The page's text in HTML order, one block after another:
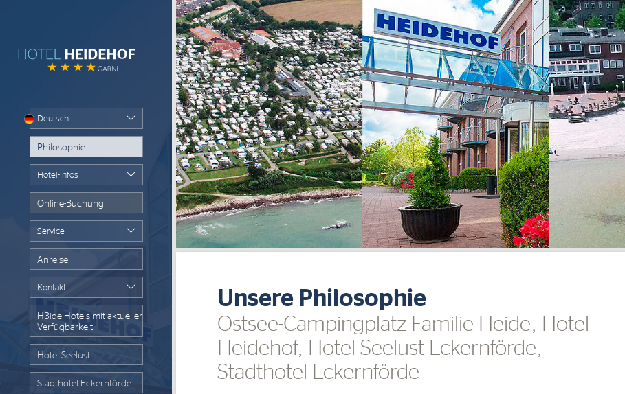
Deutsch
Philosophie
Hotel-Infos
Online-Buchung
Service
Anreise
Kontakt
H3ide Hotels mit aktueller
Verfügbarkeit
Hotel Seelust
Stadthotel Eckernförde
Unsere Philosophie
Ostsee-Campingplatz Familie Heide, Hotel
Heidehof, Hotel Seelust Eckernförde,
Stadthotel Eckernförde